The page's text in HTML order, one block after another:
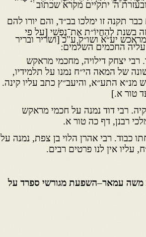
ה' יתקיים מקרא שכתוב
תקנה זו ימלכו בב״ד, והם יורו להם
בשנת לְהַחֲיוֹ״ת אֶת־נַפְשִׁי [על פי
תנ״ט(1699).] לפ״ק במראכש יע״א ושו״ק ע"כ [ושריר ובריר
עליה החכמים השלמים:
רבי יצחק דילויה, מחכמי מראקש
של המאה הי״ח נמנו על תלמידיו,
מנ״א התע״א, והיעב״ץ כתב עליו קינה.
טור א.]
רבי דוד נמנה על חכמי מראקש
רבנן, דף כה טור א.
כבוד. רבי אהרן הלוי בן צפת, נמנה על
אין לנו פרטים רבים.
–השפעת מגורשי ספרד על